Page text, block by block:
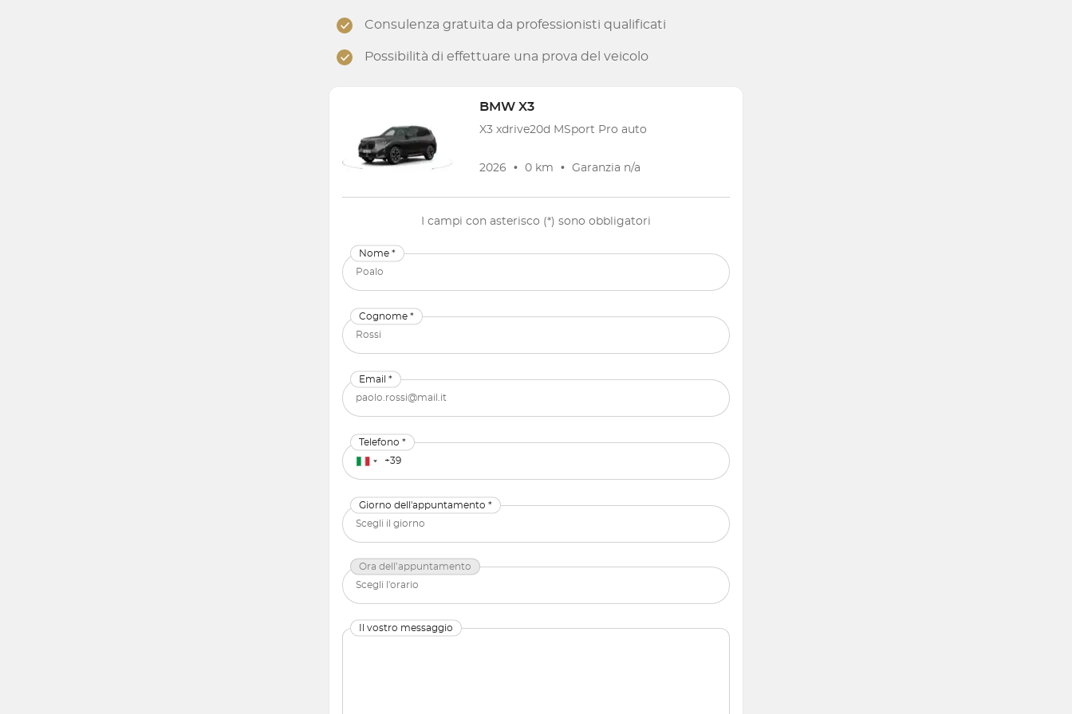
Consulenza gratuita da professionisti qualificati
Possibilità di effettuare una prova del veicolo
BMW X3
X3 xdrive20d MSport Pro auto
2026 • 0 km • Garanzia n/a
I campi con asterisco (*) sono obbligatori
Nome *
Cognome *
Email *
Telefono *
Giorno dell'appuntamento *
Ora dell’appuntamento
Il vostro messaggio